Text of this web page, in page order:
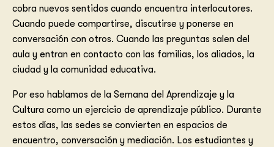
cobra nuevos sentidos cuando encuentra interlocutores.
Cuando puede compartirse, discutirse y ponerse en
conversación con otros. Cuando las preguntas salen del
aula y entran en contacto con las familias, los aliados, la
ciudad y la comunidad educativa.
Por eso hablamos de la Semana del Aprendizaje y la
Cultura como un ejercicio de aprendizaje público. Durante
estos días, las sedes se convierten en espacios de
encuentro, conversación y mediación. Los estudiantes y